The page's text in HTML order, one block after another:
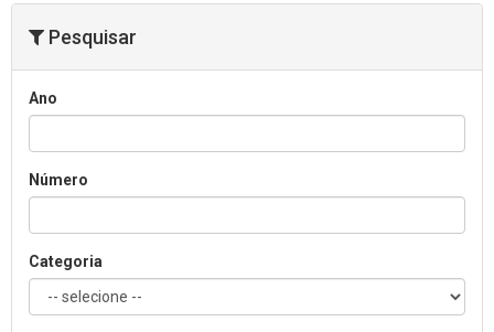
Pesquisar
Ano
Número
Categoria